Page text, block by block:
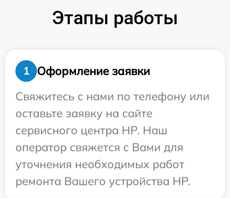
Этапы работы
1
Оформление заявки
Свяжитесь с нами по телефону или
оставьте заявку на сайте
сервисного центра HP. Наш
оператор свяжется с Вами для
уточнения необходимых работ
ремонта Вашего устройства HP.